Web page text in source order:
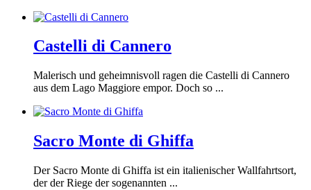
Castelli di Cannero
Malerisch und geheimnisvoll ragen die Castelli di Cannero
aus dem Lago Maggiore empor. Doch so ...
Sacro Monte di Ghiffa
Der Sacro Monte di Ghiffa ist ein italienischer Wallfahrtsort,
der der Riege der sogenannten ...